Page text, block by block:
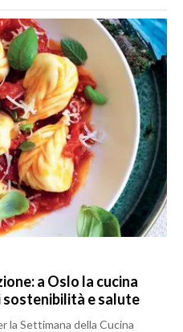
a Oslo la cucina
e salute
la Settimana della Cucina